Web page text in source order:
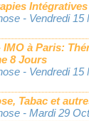
- Vendredi 15
à Paris:
8 Jours
- Vendredi 15
Tabac et
- Mardi 29